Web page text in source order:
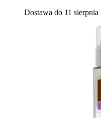
Dostawa do 11 sierpnia